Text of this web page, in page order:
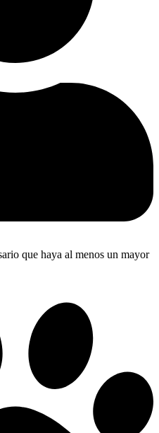
que haya al menos un mayor